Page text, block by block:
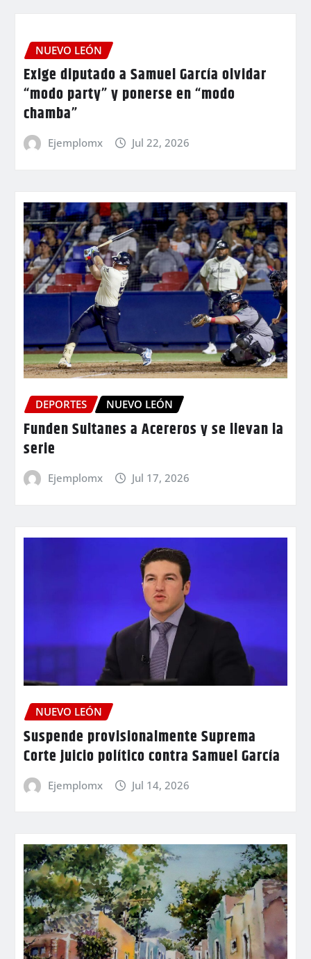
NUEVO LEÓN
Exige diputado a Samuel García olvidar
“modo party” y ponerse en “modo
chamba”
Ejemplomx Jul 22, 2026
DEPORTES NUEVO LEÓN
Funden Sultanes a Acereros y se llevan la
serie
Ejemplomx Jul 17, 2026
NUEVO LEÓN
Suspende provisionalmente Suprema
Corte juicio político contra Samuel García
Ejemplomx Jul 14, 2026